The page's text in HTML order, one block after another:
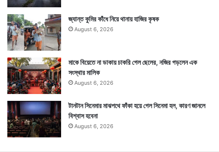
জ্যান্ত কুমির কাঁধে নিয়ে থানায় হাজির কৃষক
August 6, 2026
মাকে বিয়েতে না ডাকায় চাকরি গেল ছেলের, নজির গড়লেন এক
সংস্থার মালিক
August 6, 2026
টানটান সিনেমার মাঝপথে ফাঁকা হয়ে গেল সিনেমা হল, কারণ জানলে
বিশ্বাস হবেনা
August 6, 2026